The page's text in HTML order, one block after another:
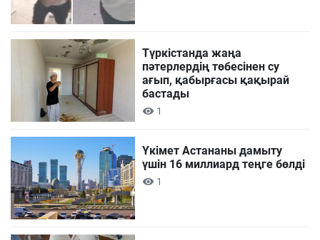
Түркістанда жаңа
пәтерлердің төбесінен су
ағып, қабырғасы қақырай
бастады
1
Үкімет Астананы дамыту
үшін 16 миллиард теңге бөлді
1